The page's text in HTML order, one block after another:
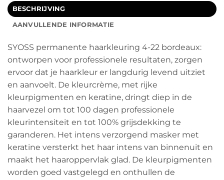
BESCHRIJVING
AANVULLENDE INFORMATIE
SYOSS permanente haarkleuring 4-22 bordeaux:
ontworpen voor professionele resultaten, zorgen
ervoor dat je haarkleur er langdurig levend uitziet
en aanvoelt. De kleurcrème, met rijke
kleurpigmenten en keratine, dringt diep in de
haarvezel om tot 100 dagen professionele
kleurintensiteit en tot 100% grijsdekking te
garanderen. Het intens verzorgend masker met
keratine versterkt het haar intens van binnenuit en
maakt het haaroppervlak glad. De kleurpigmenten
worden goed vastgelegd en onthullen de